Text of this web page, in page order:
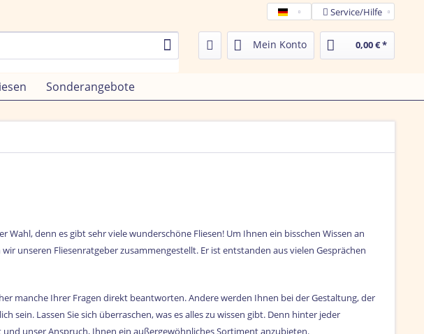
Tamega deService/Hilfe
Mein Konto 0,00 € *
Sonderangebote
Wahl, denn es gibt sehr viele wunderschöne Fliesen! Um Ihnen ein bisschen Wissen an
unseren Fliesenratgeber zusammengestellt. Er ist entstanden aus vielen Gesprächen
manche Ihrer Fragen direkt beantworten. Andere werden Ihnen bei der Gestaltung, der
sein. Lassen Sie sich überraschen, was es alles zu wissen gibt. Denn hinter jeder
unser Anspruch, Ihnen ein außergewöhnliches Sortiment anzubieten.